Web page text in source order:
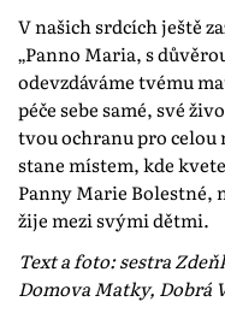
V našich srdcích ještě
„Panno Maria, s
odevzdáváme tvému
péče sebe samé, své
tvou ochranu pro celou
stane místem, kde
Panny Marie Bolestné,
žije mezi svými dětmi.
Text a foto: sestra
Domova Matky, Dobrá